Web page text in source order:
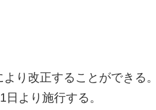
り改正することができる。
より施行する。